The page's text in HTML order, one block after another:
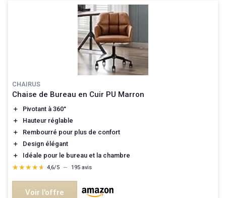
CHAIRUS
Chaise de Bureau en Cuir PU Marron
＋
Pivotant à 360°
＋
Hauteur réglable
＋
Rembourré pour plus de confort
＋
Design élégant
＋
Idéale pour le bureau et la chambre
★★★★★
★★★★★ 4,6/5 — 195 avis
Voir l'offre